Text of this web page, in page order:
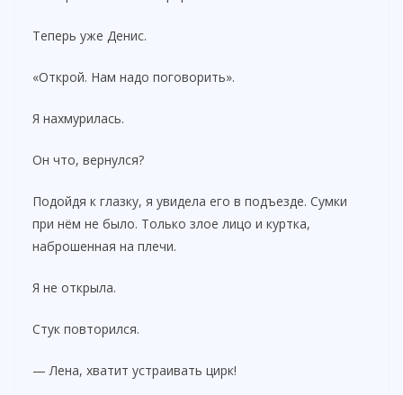
Теперь уже Денис.
«Открой. Нам надо поговорить».
Я нахмурилась.
Он что, вернулся?
Подойдя к глазку, я увидела его в подъезде. Сумки
при нём не было. Только злое лицо и куртка,
наброшенная на плечи.
Я не открыла.
Стук повторился.
— Лена, хватит устраивать цирк!